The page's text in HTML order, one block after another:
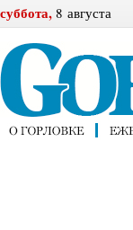
суббота, 8 августа